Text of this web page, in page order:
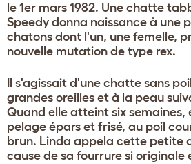
le 1er mars 1982. Une chatte
Speedy donna naissance à une
chatons dont l'un, une femelle,
nouvelle mutation de type rex.
Il s'agissait d'une chatte sans
grandes oreilles et à la peau
Quand elle atteint six semaines,
pelage épars et frisé, au poil
brun. Linda appela cette petite
cause de sa fourrure si originale